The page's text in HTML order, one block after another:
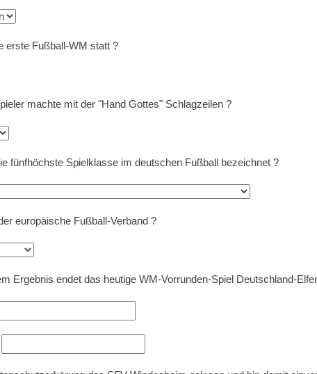
erste Fußball-WM statt ?
machte mit der "Hand Gottes" Schlagzeilen ?
fünfhöchste Spielklasse im deutschen Fußball bezeichnet ?
europäische Fußball-Verband ?
Ergebnis endet das heutige WM-Vorrunden-Spiel Deutschland-